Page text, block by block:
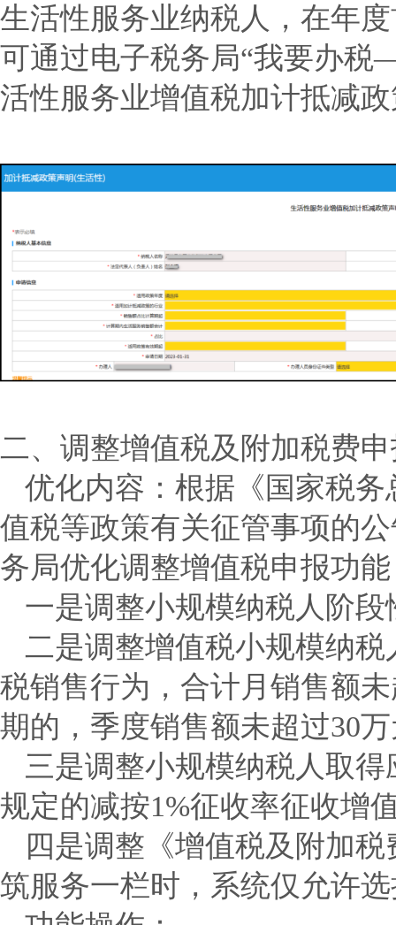
生活性服务业纳税人 ，在年
可通过电子税务局“我要办
活性服务业增值税加计抵减
二、调整增值税及附加税费
优化内容： 根据《国家税
值税等政策有关征管事项的
务局优化调整增值税申报功
一是调整小规模纳税人阶
二是调整增值税小规模纳
税销售行为，合计月销售额
期的，季度销售额未超过30
三是调整小规模纳税人取
规定的减按1%征收率征收增
四是调整《增值税及附加
筑服务一栏时，系统仅允许